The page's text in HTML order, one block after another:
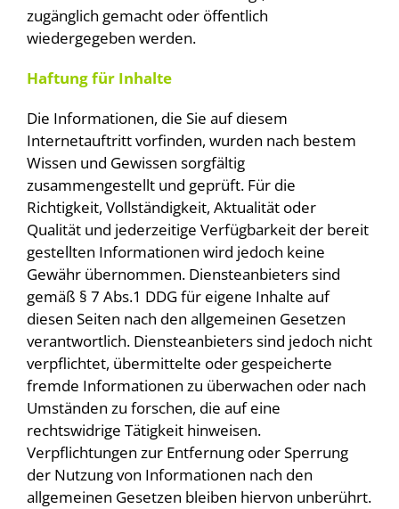
zugänglich gemacht oder öffentlich
wiedergegeben werden.
Haftung für Inhalte
Die Informationen, die Sie auf diesem
Internetauftritt vorfinden, wurden nach bestem
Wissen und Gewissen sorgfältig
zusammengestellt und geprüft. Für die
Richtigkeit, Vollständigkeit, Aktualität oder
Qualität und jederzeitige Verfügbarkeit der bereit
gestellten Informationen wird jedoch keine
Gewähr übernommen. Diensteanbieters sind
gemäß § 7 Abs.1 DDG für eigene Inhalte auf
diesen Seiten nach den allgemeinen Gesetzen
verantwortlich. Diensteanbieters sind jedoch nicht
verpflichtet, übermittelte oder gespeicherte
fremde Informationen zu überwachen oder nach
Umständen zu forschen, die auf eine
rechtswidrige Tätigkeit hinweisen.
Verpflichtungen zur Entfernung oder Sperrung
der Nutzung von Informationen nach den
allgemeinen Gesetzen bleiben hiervon unberührt.